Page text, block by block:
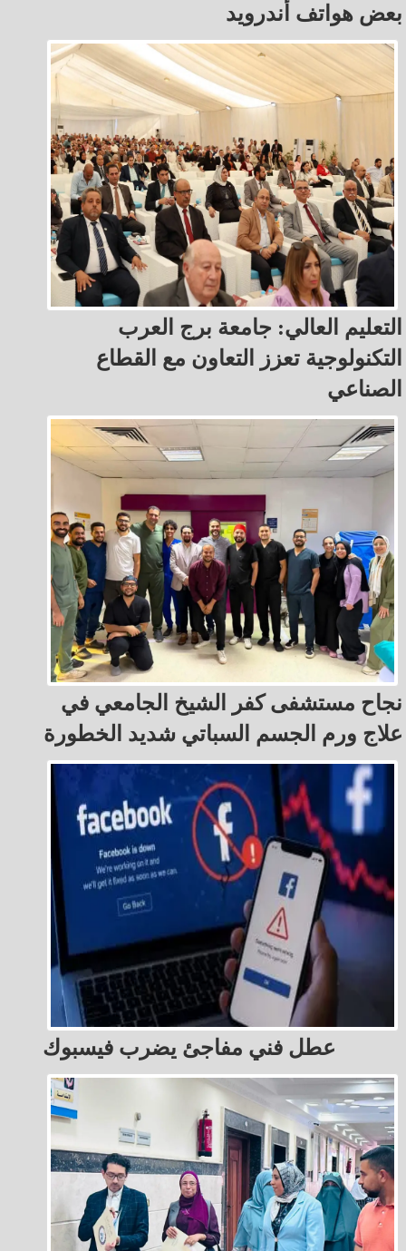
بعض هواتف أندرويد
التعليم العالي: جامعة برج العرب
التكنولوجية تعزز التعاون مع القطاع
الصناعي
نجاح مستشفى كفر الشيخ الجامعي في
علاج ورم الجسم السباتي شديد الخطورة
عطل فني مفاجئ يضرب فيسبوك